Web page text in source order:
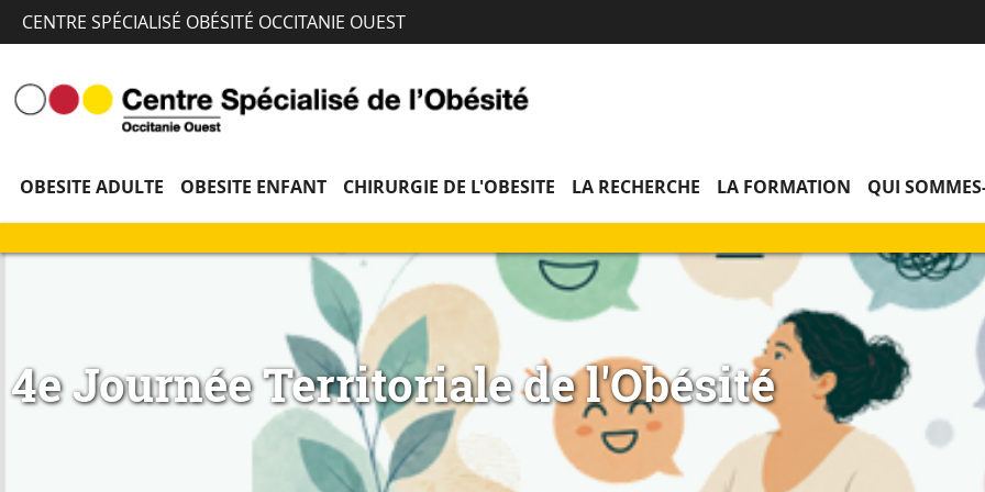
au
directs
CENTRE SPÉCIALISÉ OBÉSITÉ OCCITANIE OUEST
OBESITE ADULTE OBESITE ENFANT CHIRURGIE DE L'OBESITE LA RECHERCHE LA FORMATION QUI
4e Journée Territoriale de l'Obésité